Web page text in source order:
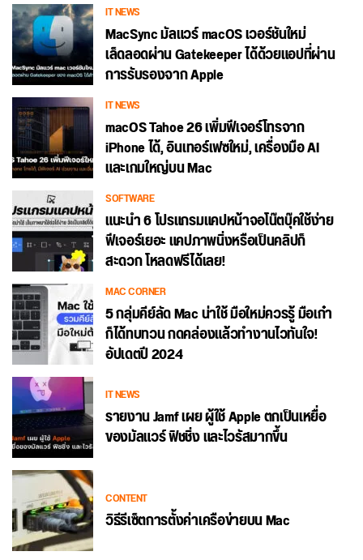
IT NEWS
MacSync มัลแวร์ macOS เวอร์ชันใหม่
เล็ดลอดผ่าน Gatekeeper ได้ด้วยแอปที่ผ่าน
การรับรองจาก Apple
IT NEWS
macOS Tahoe 26 เพิ่มฟีเจอร์โทรจาก
iPhone ได้, อินเทอร์เฟซใหม่, เครื่องมือ AI
และเกมใหญ่บน Mac
SOFTWARE
แนะนำ 6 โปรแกรมแคปหน้าจอโน๊ตบุ๊คใช้ง่าย
ฟีเจอร์เยอะ แคปภาพนิ่งหรือเป็นคลิปก็
สะดวก โหลดฟรีได้เลย!
MAC CORNER
5 กลุ่มคีย์ลัด Mac น่าใช้ มือใหม่ควรรู้ มือเก๋า
ก็ได้ทบทวน กดคล่องแล้วทำงานไวทันใจ!
อัปเดตปี 2024
IT NEWS
รายงาน Jamf เผย ผู้ใช้ Apple ตกเป็นเหยื่อ
ของมัลแวร์ ฟิชชิ่ง และไวรัสมากขึ้น
CONTENT
วิธีรีเซ็ตการตั้งค่าเครือข่ายบน Mac